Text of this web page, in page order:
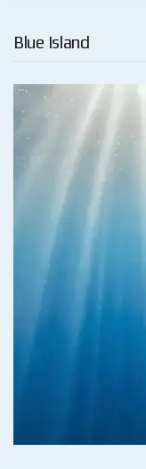
Blue Island